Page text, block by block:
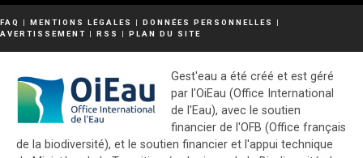
FAQ | MENTIONS LÉGALES | DONNÉES PERSONNELLES
|
AVERTISSEMENT | RSS | PLAN DU SITE
Gest'eau a été créé et est géré
par l'OiEau (Office International
de l'Eau), avec le soutien
financier de l'OFB (Office français
de la biodiversité), et le soutien financier et l'appui technique